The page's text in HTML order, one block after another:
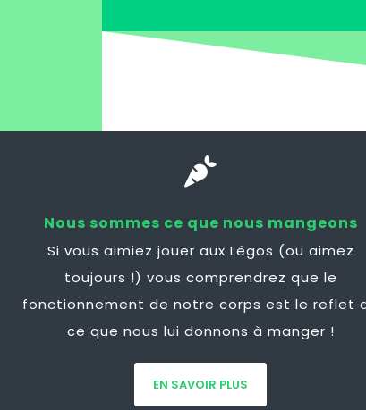
Nous sommes ce que nous mangeons
Si vous aimiez jouer aux Légos (ou aimez
toujours !) vous comprendrez que le
fonctionnement de notre corps est le reflet
ce que nous lui donnons à manger !
EN SAVOIR PLUS